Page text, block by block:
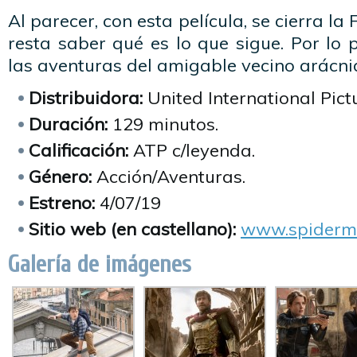
Al parecer, con esta película, se cierra la
resta saber qué es lo que sigue. Por lo
las aventuras del amigable vecino
Distribuidora: United International
Duración: 129 minutos.
Calificación: ATP c/leyenda.
Género: Acción/Aventuras.
Estreno: 4/07/19
Sitio web (en castellano):
Galería de imágenes